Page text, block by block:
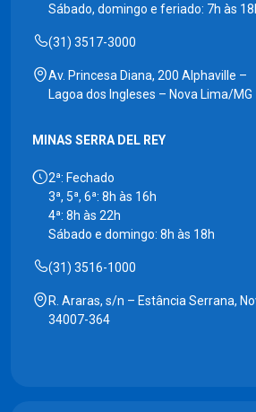
Sábado, domingo e feriado: 7h às
(31) 3517-3000
Av. Princesa Diana, 200 Alphaville –
Lagoa dos Ingleses – Nova Lima/MG
MINAS SERRA DEL REY
2ª: Fechado
3ª, 5ª, 6ª: 8h às 16h
4ª: 8h às 22h
Sábado e domingo: 8h às 18h
(31) 3516-1000
R. Araras, s/n – Estância Serrana,
34007-364